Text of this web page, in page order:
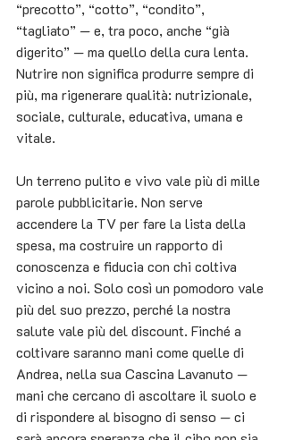
“precotto”, “cotto”, “condito”,
“tagliato” — e, tra poco, anche “già
digerito” — ma quello della cura lenta.
Nutrire non significa produrre sempre di
più, ma rigenerare qualità: nutrizionale,
sociale, culturale, educativa, umana e
vitale.
Un terreno pulito e vivo vale più di mille
parole pubblicitarie. Non serve
accendere la TV per fare la lista della
spesa, ma costruire un rapporto di
conoscenza e fiducia con chi coltiva
vicino a noi. Solo così un pomodoro vale
più del suo prezzo, perché la nostra
salute vale più del discount. Finché a
coltivare saranno mani come quelle di
Andrea, nella sua Cascina Lavanuto —
mani che cercano di ascoltare il suolo e
di rispondere al bisogno di senso — ci